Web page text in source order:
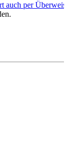
auch per